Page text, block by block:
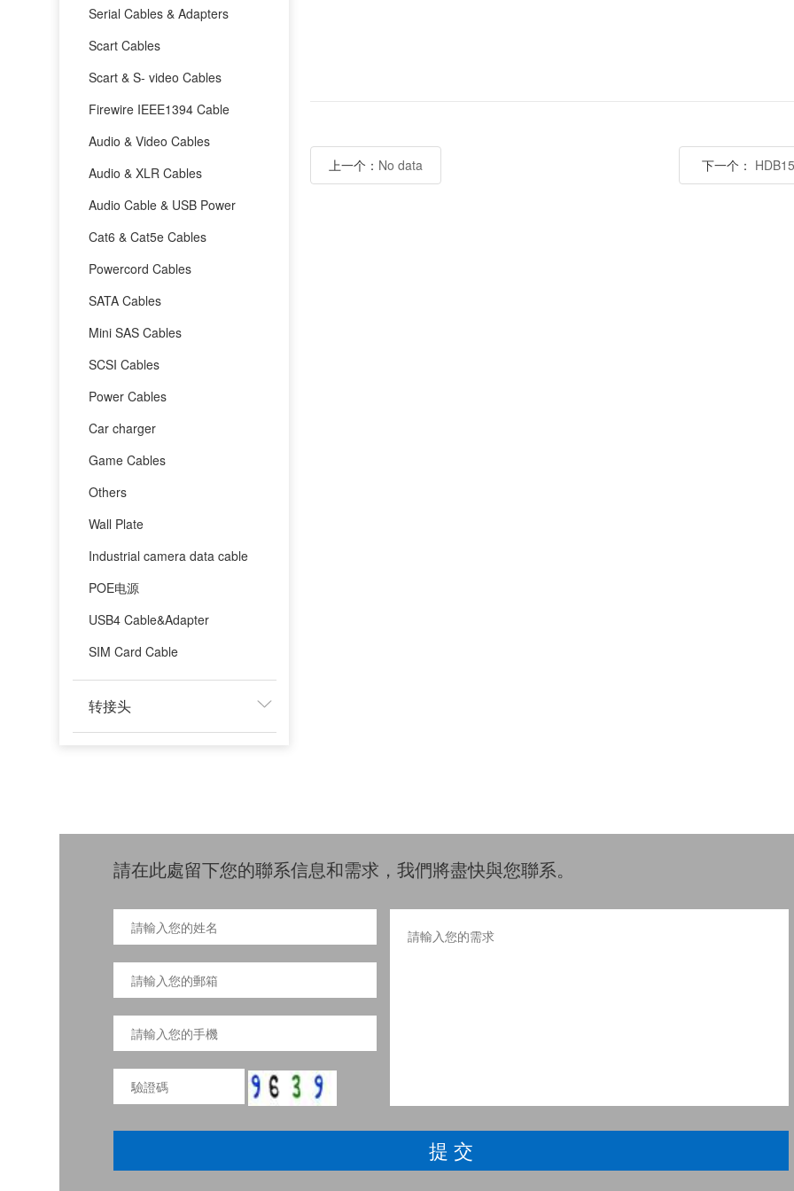
Serial Cables & Adapters
Scart Cables
Scart & S- video Cables
Firewire IEEE1394 Cable
Audio & Video Cables
Audio & XLR Cables
Audio Cable & USB Power
Cat6 & Cat5e Cables
Powercord Cables
SATA Cables
Mini SAS Cables
SCSI Cables
Power Cables
Car charger
Game Cables
Others
Wall Plate
Industrial camera data cable
POE电源
USB4 Cable&Adapter
SIM Card Cable
转接头
上一个： No data 下一个：
請在此處留下您的聯系信息和需求，我們將盡快與您聯系。
提 交